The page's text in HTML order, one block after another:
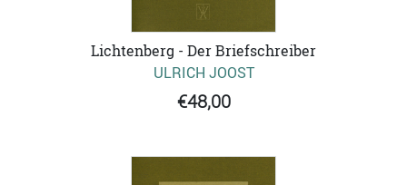
Lichtenberg - Der Briefschreiber
ULRICH JOOST
€48,00